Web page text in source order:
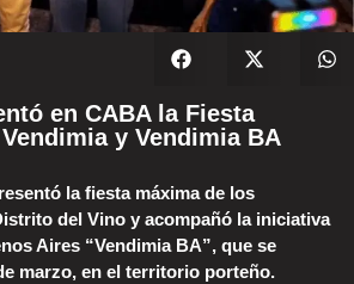
en CABA la Fiesta
y Vendimia BA
la fiesta máxima de los
del Vino y acompañó la iniciativa
Aires “Vendimia BA”, que se
marzo, en el territorio porteño.